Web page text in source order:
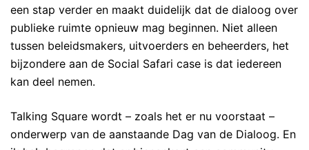
een stap verder en maakt duidelijk dat de dialoog over
publieke ruimte opnieuw mag beginnen. Niet alleen
tussen beleidsmakers, uitvoerders en beheerders, het
bijzondere aan de Social Safari case is dat iedereen
kan deel nemen.
Talking Square wordt – zoals het er nu voorstaat –
onderwerp van de aanstaande Dag van de Dialoog. En